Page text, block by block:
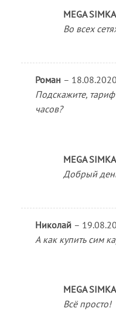
MEGA SIMKA
Во всех
Роман – 18.08.2020
Подскажите,
часов?
MEGA SIMKA
Добрый
Николай –
А как купить сим
MEGA SIMKA
Всё просто!